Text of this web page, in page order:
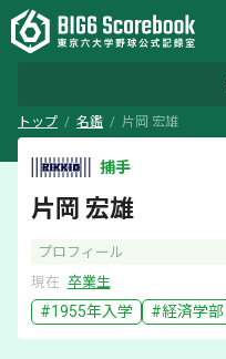
トップ 名鑑 片岡 宏雄
捕手
片岡 宏雄
プロフィール
現在 卒業生
#1955年入学 #経済学部